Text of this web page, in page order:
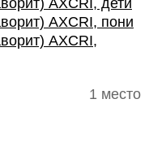
AXCRI, дети
AXCRI, пони
AXCRI,
1 место